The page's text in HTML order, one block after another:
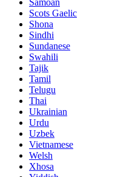
Scots Gaelic
Shona
Sindhi
Sundanese
Swahili
Tajik
Tamil
Telugu
Thai
Ukrainian
Urdu
Uzbek
Vietnamese
Welsh
Xhosa